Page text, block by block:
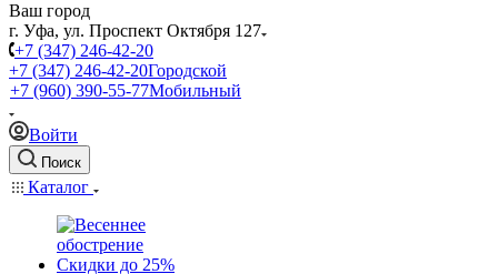
Ваш город
г. Уфа, ул. Проспект Октября 127
+7 (347) 246-42-20
+7 (347) 246-42-20Городской
+7 (960) 390-55-77Мобильный
Войти
Поиск
Каталог